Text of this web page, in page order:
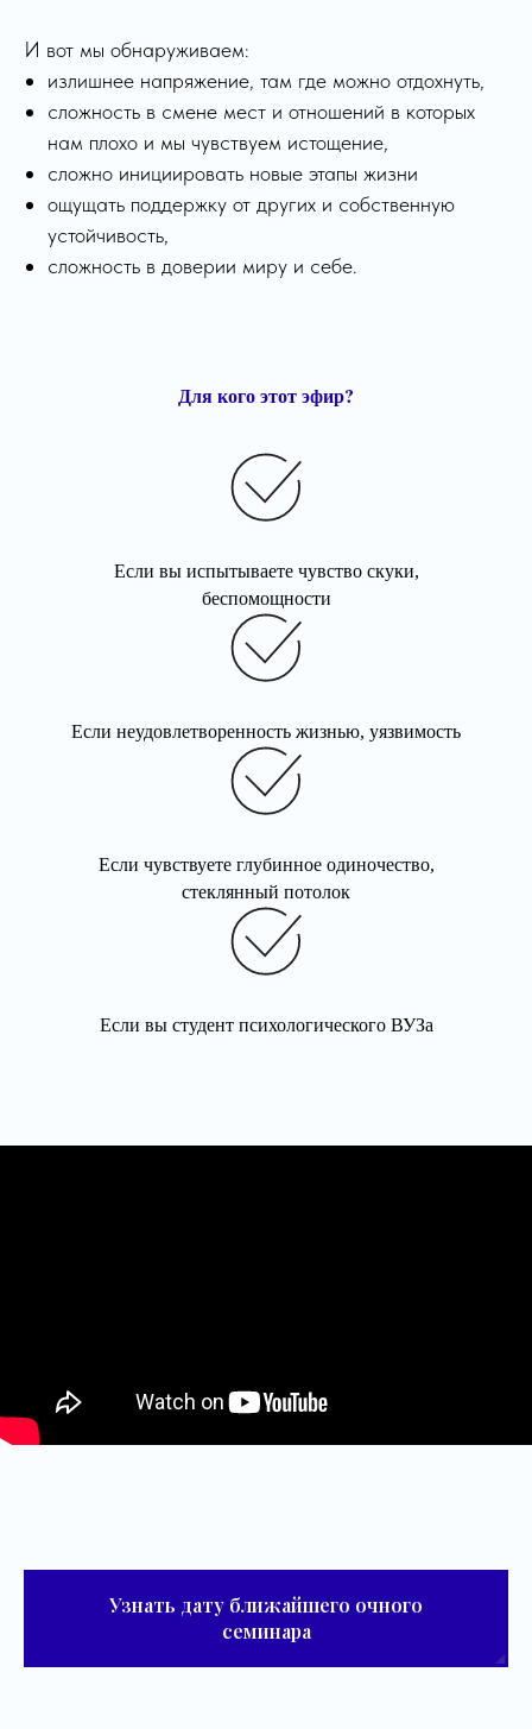
И вот мы обнаруживаем:
излишнее напряжение, там где можно отдохнуть,
сложность в смене мест и отношений в которых
нам плохо и мы чувствуем истощение,
сложно инициировать новые этапы жизни
ощущать поддержку от других и собственную
устойчивость,
сложность в доверии миру и себе.
Для кого этот эфир?
Если вы испытываете чувство скуки,
беспомощности
Если неудовлетворенность жизнью, уязвимость
Если чувствуете глубинное одиночество,
стеклянный потолок
Если вы студент психологического ВУЗа
Узнать дату ближайшего очного
семинара